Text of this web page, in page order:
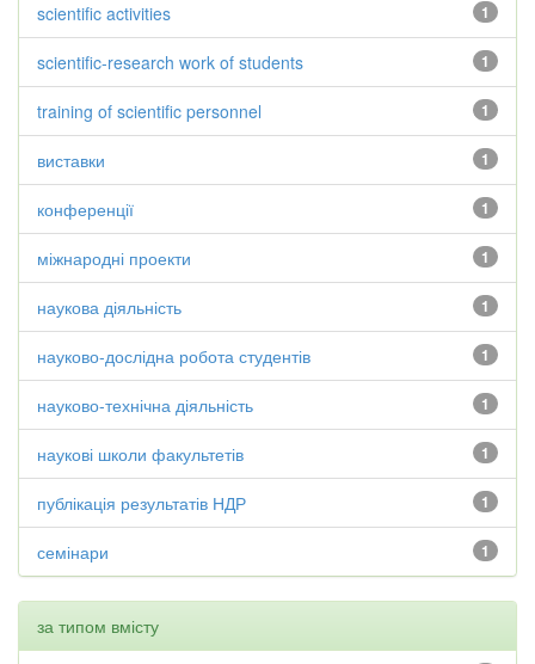
1
scientific activities
1
scientific-research work of students
1
training of scientific personnel
1
виставки
1
конференції
1
міжнародні проекти
1
наукова діяльність
1
науково-дослідна робота студентів
1
науково-технічна діяльність
1
наукові школи факультетів
1
публікація результатів НДР
1
семінари
за типом вмісту